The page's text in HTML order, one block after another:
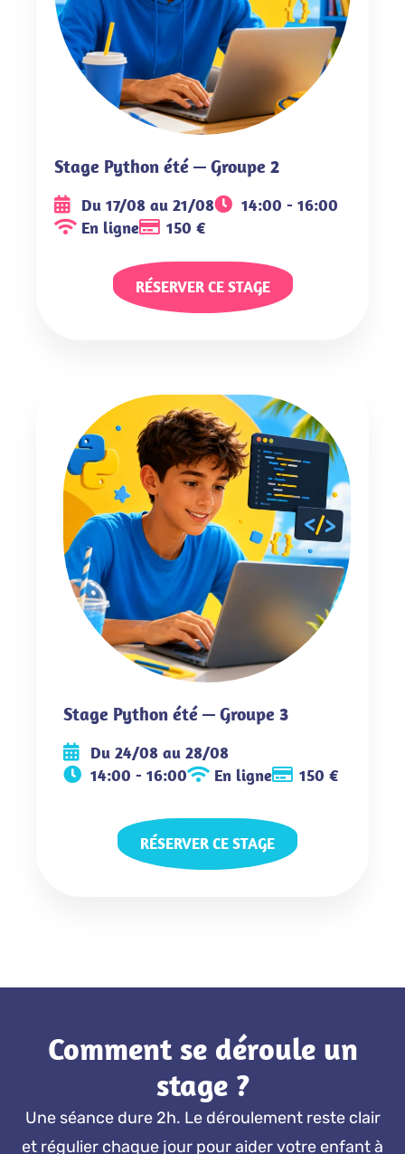
Stage Python été — Groupe 2
Du 17/08 au 21/08
14:00 - 16:00
En ligne
150 €
RÉSERVER CE STAGE
Stage Python été — Groupe 3
Du 24/08 au 28/08
14:00 - 16:00
En ligne 150 €
RÉSERVER CE STAGE
Comment se déroule un
stage ?
Une séance dure 2h. Le déroulement reste clair
et régulier chaque jour pour aider votre enfant à